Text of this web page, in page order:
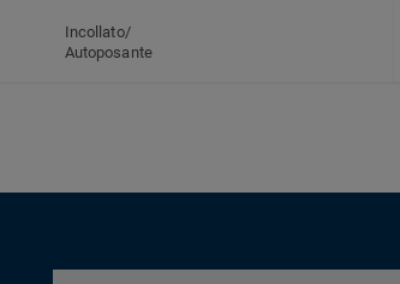
Incollato/
Autoposante